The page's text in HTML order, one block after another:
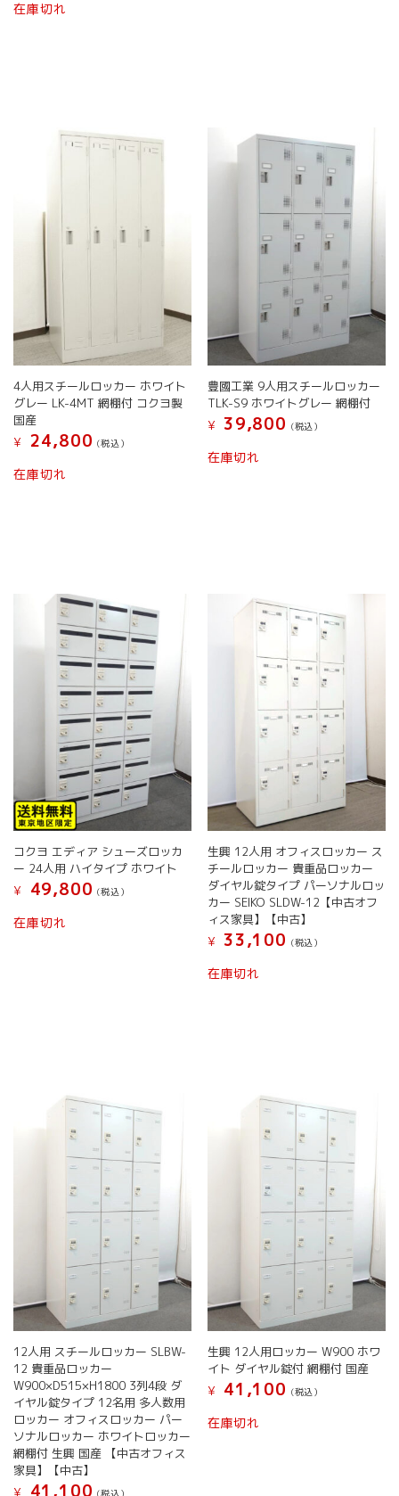
在庫切れ
4人用スチールロッカー ホワイト
グレー LK-4MT 網棚付 コクヨ製
国産
¥
24,800 (税込）
在庫切れ
豊國工業 9人用スチールロッカー
TLK-S9 ホワイトグレー 網棚付
¥
39,800 (税込）
在庫切れ
コクヨ エディア シューズロッカ
ー 24人用 ハイタイプ ホワイト
¥
49,800 (税込）
在庫切れ
生興 12人用 オフィスロッカー ス
チールロッカー 貴重品ロッカー
ダイヤル錠タイプ パーソナルロッ
カー SEIKO SLDW-12【中古オフ
ィス家具】【中古】
¥
33,100 (税込）
在庫切れ
12人用 スチールロッカー SLBW-
12 貴重品ロッカー
W900×D515×H1800 3列4段 ダ
イヤル錠タイプ 12名用 多人数用
ロッカー オフィスロッカー パー
ソナルロッカー ホワイトロッカー
網棚付 生興 国産 【中古オフィス
家具】【中古】
¥
41,100 (税込）
生興 12人用ロッカー W900 ホワ
イト ダイヤル錠付 網棚付 国産
¥
41,100 (税込）
在庫切れ